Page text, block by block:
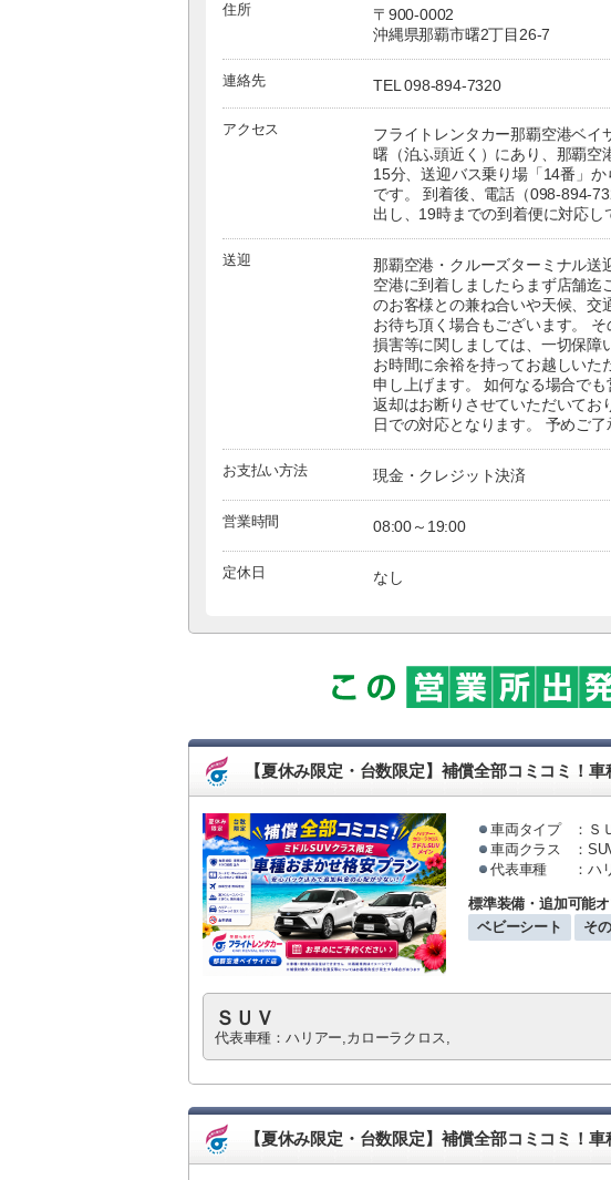
住所
〒900-0002
沖縄県那覇市曙2丁目26-7
連絡先 TEL 098-894-7320
アクセス
フライトレンタカー那覇空港ベイ
曙（泊ふ頭近く）にあり、那覇空
15分、送迎バス乗り場「14番」
です。 到着後、電話（098-894-
出し、19時までの到着便に対応し
送迎
那覇空港・クルーズターミナル送
空港に到着しましたらまず店舗迄
のお客様との兼ね合いや天候、交
お待ち頂く場合もございます。 そ
損害等に関しましては、一切保障
お時間に余裕を持ってお越しいた
申し上げます。 如何なる場合で
返却はお断りさせていただいてお
日での対応となります。 予めご了
お支払い方法 現金・クレジット決済
営業時間 08:00～19:00
定休日 なし
【夏休み限定・台数限定】補償全部コミコミ！
車両タイプ ：Ｓ
車両クラス
：
代表車種
：ハ
標準装備・追加可能
ベビーシート
そ
ＳＵＶ
代表車種：ハリアー,カローラクロス,
【夏休み限定・台数限定】補償全部コミコミ！